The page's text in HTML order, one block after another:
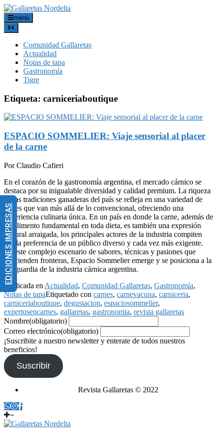
menú
Comunidad Gallaretas
Actualidad
Notas de tapa
Gastronomía
Tigre
Etiqueta: carniceriaboutique
ESPACIO SOMMELIER: Viaje sensorial al placer
de la carne
Por Claudio Cafieri
En el corazón de la gastronomía argentina, el mercado cárnico se
destaca por su inigualable diversidad y calidad premium. La riqueza
de las tradiciones ganaderas del país se refleja en una variedad de
cortes que van más allá de lo convencional, ofreciendo una
experiencia culinaria única. En un país en donde la carne, además de
un alimento fundamental en toda dieta, es también una expresión
cultural arraigada, los principales actores de la industria compiten
por la preferencia de un público diverso y cada vez más exigente.
En este complejo escenario de sabores, técnicas y pasiones que
trascienden fronteras, Espacio Sommelier emerge y se posiciona a la
vanguardia de la industria cárnica argentina.
Publicada en Actualidad, Comunidad Gallaretas, Gastronomía,
Notas de tapaEtiquetado con carnes, carnevacuna, carniceria,
carniceriaboutique, degustacion, espaciosommelier,
expertosencarnes, gallaretas, gastronomia, revista gallaretas
Nombre(obligatorio)
Correo electrónico(obligatorio)
¡Suscribite a nuestro newsletter y enterate de todos nuestros
beneficios!
Suscribir
Revista Gallaretas © 2022
EDICIONES IMPRESAS